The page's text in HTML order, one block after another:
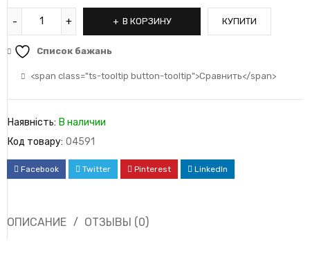
В КОРЗИНУ КУПИТИ
Список бажань
<span class="ts-tooltip button-tooltip">Сравнить</span>
Наявність: В наличии
Код товару: 04591
Facebook Twitter Pinterest LinkedIn
ОПИСАНИЕ ОТЗЫВЫ (0)